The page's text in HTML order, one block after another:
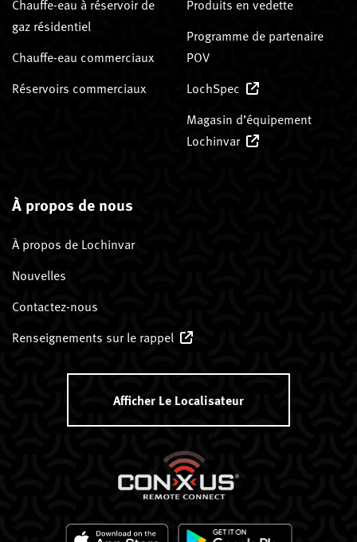
Chauffe-eau à réservoir de
gaz résidentiel
Chauffe-eau commerciaux
Réservoirs commerciaux
Produits en vedette
Programme de partenaire
POV
LochSpec
Magasin d’équipement
Lochinvar
À propos de nous
À propos de Lochinvar
Nouvelles
Contactez-nous
Renseignements sur le rappel
Afficher Le Localisateur